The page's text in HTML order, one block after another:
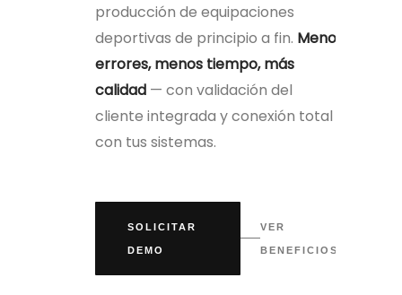
producción de equipaciones
deportivas de principio a fin. Menos
errores, menos tiempo, más
calidad — con validación del
cliente integrada y conexión total
con tus sistemas.
SOLICITAR
DEMO
VER
BENEFICIOS